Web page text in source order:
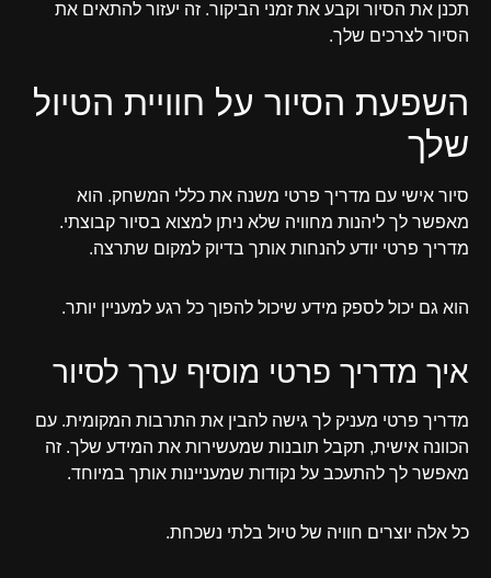
תכנן את הסיור וקבע את זמני הביקור. זה יעזור להתאים את
הסיור לצרכים שלך.
השפעת הסיור על חוויית הטיול
שלך
סיור אישי עם מדריך פרטי משנה את כללי המשחק. הוא
מאפשר לך ליהנות מחוויה שלא ניתן למצוא בסיור קבוצתי.
מדריך פרטי יודע להנחות אותך בדיוק למקום שתרצה.
הוא גם יכול לספק מידע שיכול להפוך כל רגע למעניין יותר.
איך מדריך פרטי מוסיף ערך לסיור
מדריך פרטי מעניק לך גישה להבין את התרבות המקומית. עם
הכוונה אישית, תקבל תובנות שמעשירות את המידע שלך. זה
מאפשר לך להתעכב על נקודות שמעניינות אותך במיוחד.
כל אלה יוצרים חוויה של טיול בלתי נשכחת.